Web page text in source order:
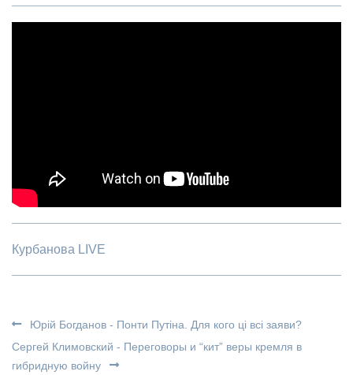
Курбанова LIVE
Юрій Богданов - Понти Путіна. Для кого ці всі заяви?
Сергей Климовский - Переговоры и “кит” веры кремля в
гибридную войну